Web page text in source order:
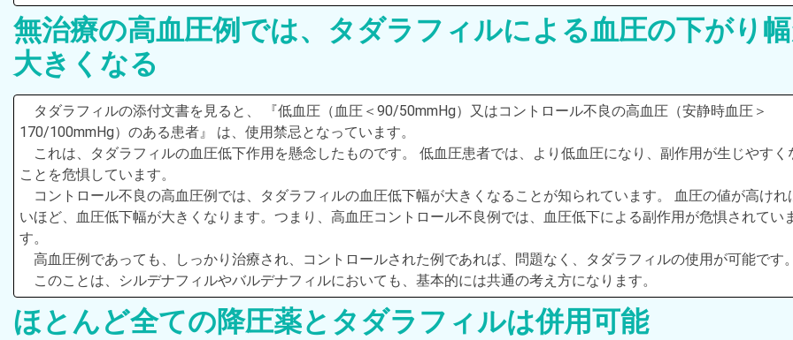
無治療の高血圧例では、タダラフィルによる血圧の下がり
大きくなる
タダラフィルの添付文書を見ると、 『低血圧（血圧＜90/50mmHg）又はコントロール不良の高血圧（安静時血圧＞
170/100mmHg）のある患者』 は、使用禁忌となっています。
これは、タダラフィルの血圧低下作用を懸念したものです。 低血圧患者では、より低血圧になり、副作用が生じやすく
ことを危惧しています。
コントロール不良の高血圧例では、タダラフィルの血圧低下幅が大きくなることが知られています。 血圧の値が高けれ
いほど、血圧低下幅が大きくなります。つまり、高血圧コントロール不良例では、血圧低下による副作用が危惧されてい
す。
高血圧例であっても、しっかり治療され、コントロールされた例であれば、問題なく、タダラフィルの使用が可能です。
このことは、シルデナフィルやバルデナフィルにおいても、基本的には共通の考え方になります。
ほとんど全ての降圧薬とタダラフィルは併用可能